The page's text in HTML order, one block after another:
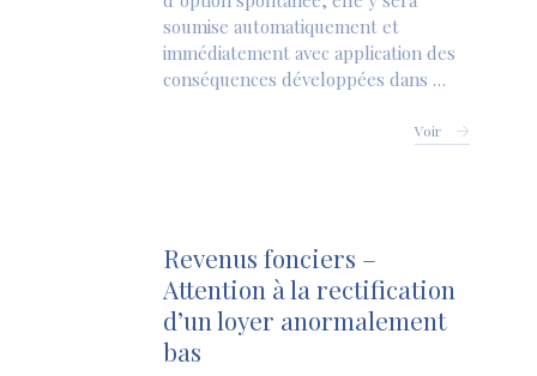
soumise automatiquement et
immédiatement avec application des
conséquences développées dans …
Voir
Revenus fonciers –
Attention à la rectification
d’un loyer anormalement
bas